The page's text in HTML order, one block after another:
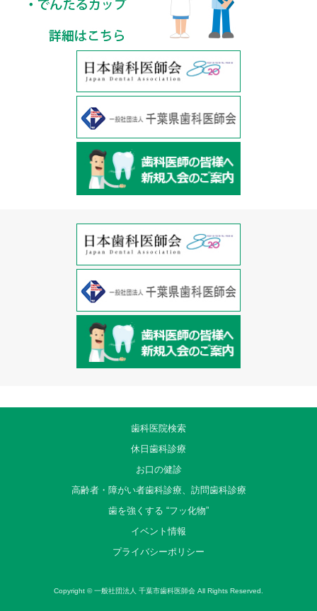
歯科医院検索
休日歯科診療
お口の健診
高齢者・障がい者歯科診療、訪問歯科診療
歯を強くする “フッ化物”
イベント情報
プライバシーポリシー
Copyright ©一般社団法人 千葉市歯科医師会 All Rights Reserved.